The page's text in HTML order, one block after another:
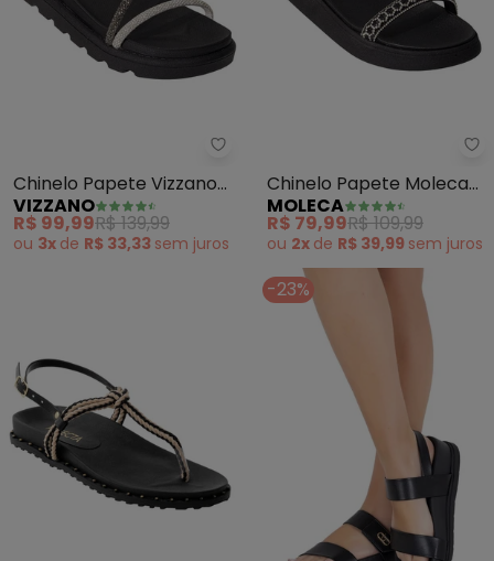
Vizzano - Chinelo Papete
Chinelo Papete Vizzano
(Preto) em Sintético
VIZZANO
R$ 99,99R$ 139,99
ou 3x de R$ 33,33 sem juros
Chinelo Papete Moleca
(Preto) em Sintético
MOLECA
R$ 79,99R$ 109,99
ou 2x de R$ 39,99 sem juros
-23%